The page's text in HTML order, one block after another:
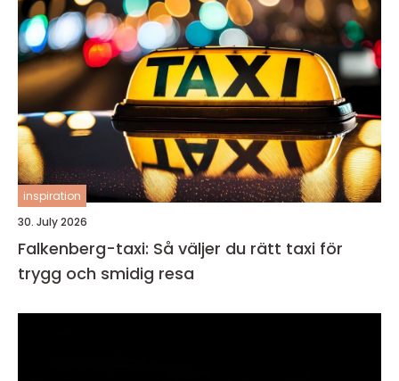
inspiration
30. July 2026
Falkenberg-taxi: Så väljer du rätt taxi för
trygg och smidig resa